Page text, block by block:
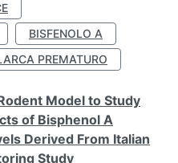
BISFENOLO A
PREMATURO
Model to Study
of Bisphenol A
Derived From Italian
Study